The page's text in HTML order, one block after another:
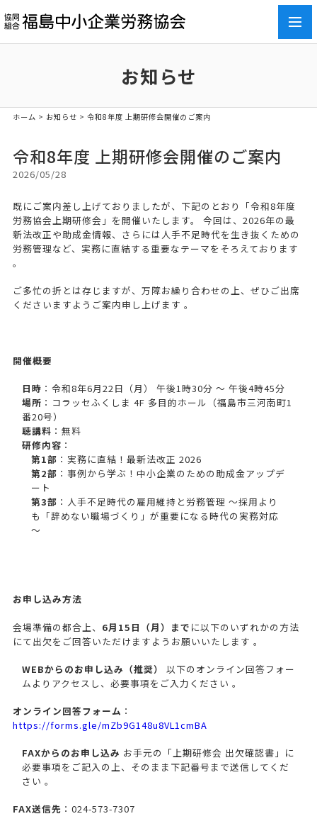
お知らせ
ホーム > お知らせ > 令和8年度 上期研修会開催のご案内
令和8年度 上期研修会開催のご案内
2026/05/28
既にご案内差し上げておりましたが、下記のとおり「令和8年度
労務協会上期研修会」を開催いたします。 今回は、2026年の最
新法改正や助成金情報、さらには人手不足時代を生き抜くための
労務管理など、実務に直結する重要なテーマをそろえております
。
ご多忙の折とは存じますが、万障お繰り合わせの上、ぜひご出席
くださいますようご案内申し上げます 。
開催概要
日時 ：令和8年6月22日（月） 午後1時30分 ～ 午後4時45分
場所 ：コラッセふくしま 4F 多目的ホール（福島市三河南町1
番20号）
聴講料 ：無料
研修内容 ：
第1部 ：実務に直結！最新法改正 2026
第2部 ：事例から学ぶ！中小企業のための助成金アップデ
ート
第3部 ：人手不足時代の雇用維持と労務管理 ～採用より
も「辞めない職場づくり」が重要になる時代の実務対応
～
お申し込み方法
会場準備の都合上、 6月 15 日（月）まで に以下のいずれかの方法
にて出欠をご回答いただけますようお願いいたします 。
WEBからのお申し込み（推奨）
以下のオンライン回答フォー
ムよりアクセスし、必要事項をご入力ください 。
オンライン回答フォーム ：
https://forms.gle/mZb9G148u8VL1cmBA
FAXからのお申し込み お手元の「上期研修会 出欠確認書」に
必要事項をご記入の上、そのまま下記番号まで送信してくだ
さい 。
FAX送信先 ：024-573-7307